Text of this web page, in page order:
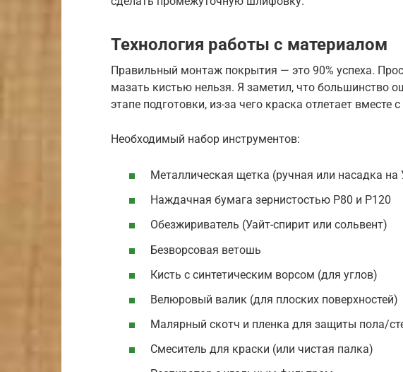
Технология работы с материалом
Правильный монтаж покрытия — это 90% успеха.
мазать кистью нельзя. Я заметил, что большинство
этапе подготовки, из-за чего краска отлетает вместе
Необходимый набор инструментов:
Металлическая щетка (ручная или насадка
Наждачная бумага зернистостью P80 и P120
Обезжириватель (Уайт-спирит или сольвент)
Безворсовая ветошь
Кисть с синтетическим ворсом (для углов)
Велюровый валик (для плоских поверхностей)
Малярный скотч и пленка для защиты пола/
Смеситель для краски (или чистая палка)